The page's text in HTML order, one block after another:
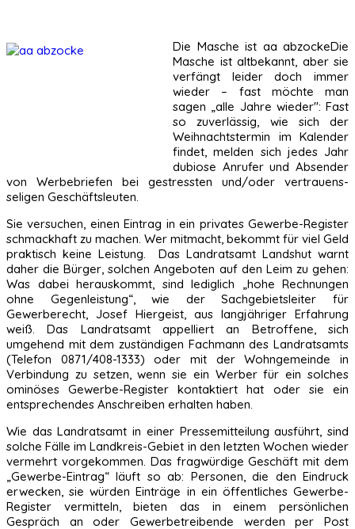
Die Masche ist aa abzockeDie
Masche ist altbekannt, aber sie
verfängt leider doch immer
wieder – fast möchte man
sagen „alle Jahre wieder": Fast
so zuverlässig, wie sich der
Weihnachtstermin im Kalender
findet, melden sich jedes Jahr
dubiose Anrufer und Absender
von Werbebriefen bei gestressten und/oder vertrauens-
seligen Geschäftsleuten.
Sie versuchen, einen Eintrag in ein privates Gewerbe-Register
schmackhaft zu machen. Wer mitmacht, bekommt für viel Geld
praktisch keine Leistung. Das Landratsamt Landshut warnt
daher die Bürger, solchen Angeboten auf den Leim zu gehen:
Was dabei herauskommt, sind lediglich „hohe Rechnungen
ohne Gegenleistung“, wie der Sachgebietsleiter für
Gewerberecht, Josef Hiergeist, aus langjähriger Erfahrung
weiß. Das Landratsamt appelliert an Betroffene, sich
umgehend mit dem zuständigen Fachmann des Landratsamts
(Telefon 0871/408-1333) oder mit der Wohngemeinde in
Verbindung zu setzen, wenn sie ein Werber für ein solches
ominöses Gewerbe-Register kontaktiert hat oder sie ein
entsprechendes Anschreiben erhalten haben.
Wie das Landratsamt in einer Pressemitteilung ausführt, sind
solche Fälle im Landkreis-Gebiet in den letzten Wochen wieder
vermehrt vorgekommen. Das fragwürdige Geschäft mit dem
„Gewerbe-Eintrag“ läuft so ab: Personen, die den Eindruck
erwecken, sie würden Einträge in ein öffentliches Gewerbe-
Register vermitteln, bieten das in einem persönlichen
Gespräch an oder Gewerbetreibende werden per Post